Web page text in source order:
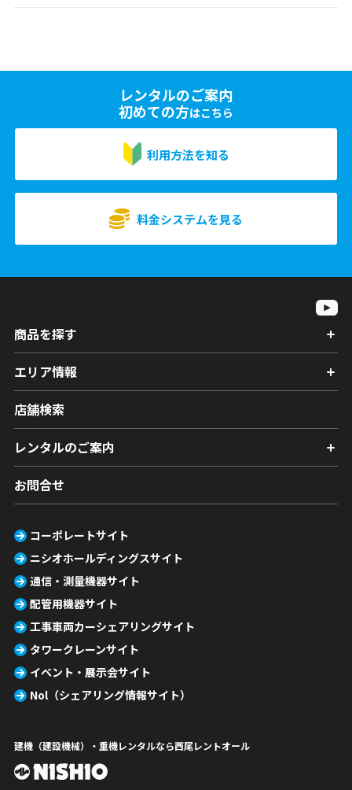
レンタルのご案内
初めての方はこちら
利用方法を知る
料金システムを見る
商品を探す
エリア情報
店舗検索
レンタルのご案内
お問合せ
コーポレートサイト
ニシオホールディングスサイト
通信・測量機器サイト
配管用機器サイト
工事車両カーシェアリングサイト
タワークレーンサイト
イベント・展示会サイト
Nol（シェアリング情報サイト）
建機（建設機械）・重機レンタルなら西尾レントオール